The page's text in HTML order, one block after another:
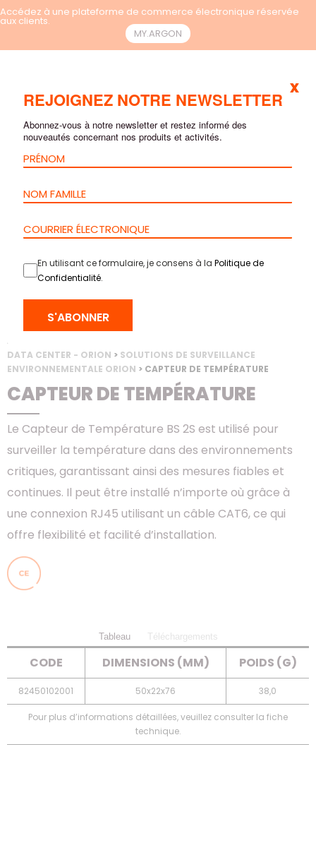
Accédez à une plateforme de commerce électronique réservée
aux clients.
MY.ARGON
ACCUEIL
DATA CENTER - ORION > SOLUTIONS DE SURVEILLANCE
ENVIRONNEMENTALE ORION > CAPTEUR DE TEMPÉRATURE
CAPTEUR DE TEMPÉRATURE
Le Capteur de Température BS 2S est utilisé pour
surveiller la température dans des environnements
critiques, garantissant ainsi des mesures fiables et
continues. Il peut être installé n’importe où grâce à
une connexion RJ45 utilisant un câble CAT6, ce qui
offre flexibilité et facilité d’installation.
Tableau Téléchargements
CODE DIMENSIONS (MM) POIDS (G)
82450102001 50x22x76 38,0
Pour plus d’informations détaillées, veuillez consulter la fiche
technique.
REJOIGNEZ NOTRE NEWSLETTER
Abonnez-vous à notre newsletter et restez informé des
nouveautés concernant nos produits et activités.
En utilisant ce formulaire, je consens à la Politique de
Confidentialité.
S'ABONNER
x